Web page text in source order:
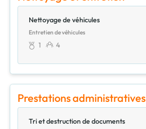
Nettoyage de véhicules
Entretien de véhicules
1 4
Prestations administratives
Tri et destruction de documents